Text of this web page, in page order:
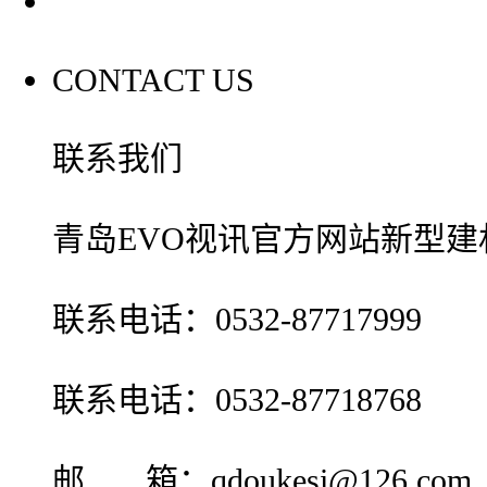
CONTACT US
联系我们
青岛EVO视讯官方网站新型建
联系电话：0532-87717999
联系电话：0532-87718768